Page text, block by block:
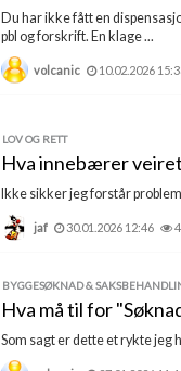
Du har ikke fått en
pbl og forskrift. En klage ...
volcanic 10.02.2026
LOV OG RETT
Hva innebærer
Ikke sikker jeg forstår
jaf 30.01.2026 12:46
BYGGESØKNAD &
Hva må til for
Som sagt er dette et rykte jeg